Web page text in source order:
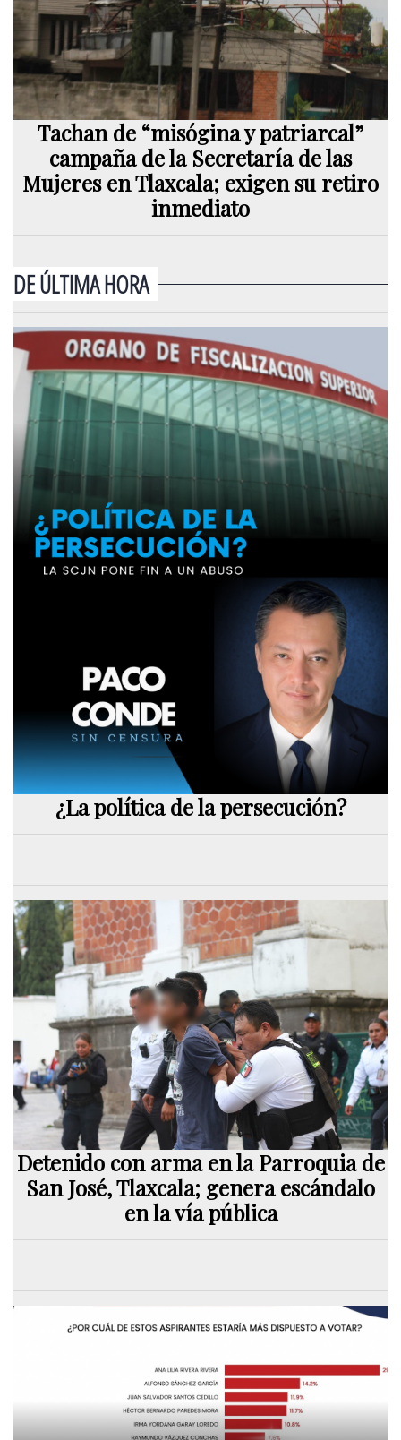
Tachan de “misógina y patriarcal”
campaña de la Secretaría de las
Mujeres en Tlaxcala; exigen su retiro
inmediato
DE ÚLTIMA HORA
¿La política de la persecución?
Detenido con arma en la Parroquia de
San José, Tlaxcala; genera escándalo
en la vía pública